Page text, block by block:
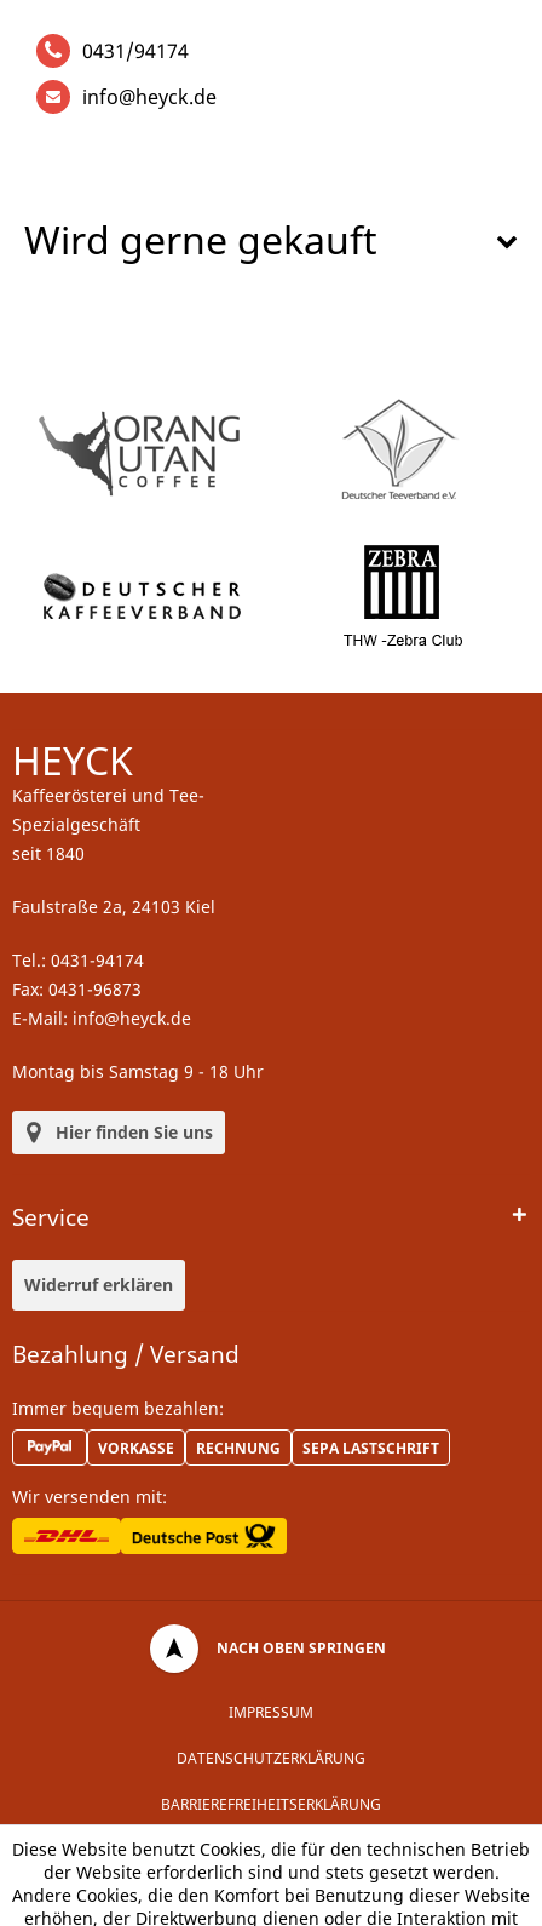
0431/94174
info@heyck.de
Wird gerne gekauft
HEYCK
Kaffeerösterei und Tee-
Spezialgeschäft
seit 1840
Faulstraße 2a, 24103 Kiel
Tel.: 0431-94174
Fax: 0431-96873
E-Mail: info@heyck.de
Montag bis Samstag 9 - 18 Uhr
Hier finden Sie uns
Service
Widerruf erklären
Bezahlung / Versand
Immer bequem bezahlen:
VORKASSE RECHNUNG SEPA LASTSCHRIFT
Wir versenden mit:
NACH OBEN SPRINGEN
IMPRESSUM
DATENSCHUTZERKLÄRUNG
BARRIEREFREIHEITSERKLÄRUNG
Diese Website benutzt Cookies, die für den technischen Betrieb
der Website erforderlich sind und stets gesetzt werden.
Andere Cookies, die den Komfort bei Benutzung dieser Website
erhöhen, der Direktwerbung dienen oder die Interaktion mit